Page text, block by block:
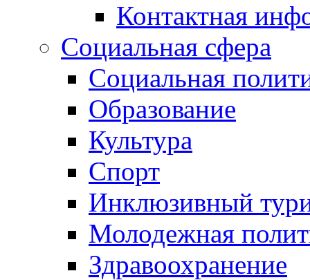
Контактная
Социальная сфера
Социальная
Образование
Культура
Спорт
Инклюзивный
Молодежная
Здравоохранение